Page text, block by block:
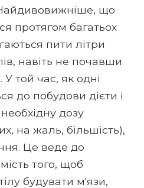
що
протягом багатьох
пити літри
навіть не почавши
той час, як одні
до побудови дієти і
дозу
на жаль, більшість),
Це веде до
того, щоб
будувати м'язи,